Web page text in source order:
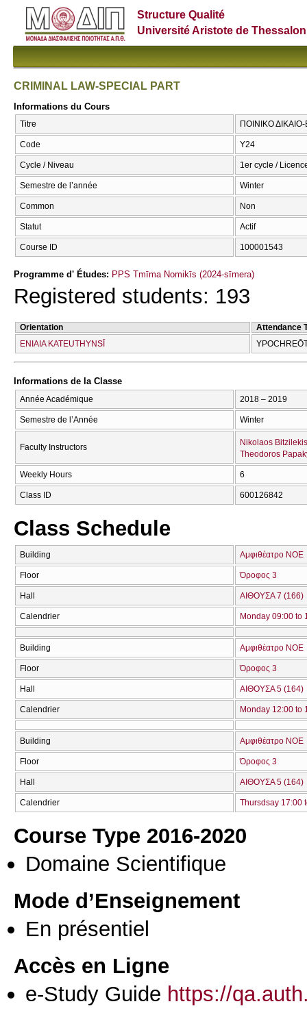
Structure Qualité
Université Aristote de
CRIMINAL LAW-SPECIAL PART
Informations du Cours
Titre ΠΟΙΝΙΚΟ
Code Υ24
Cycle / Niveau 1er cycle /
Semestre de l’année Winter
Common Non
Statut Actif
Course ID 100001543
Programme d' Études: PPS Tmīma Nomikīs (2024-sīmera)
Registered students: 193
Orientation
Attendance
ENIAIA KATEUTHYNSĪ
Informations de la Classe
Année Académique 2018 – 2019
Semestre de l’Année Winter
Faculty Instructors
Nikolaos Bitzilekis
Theodoros
Weekly Hours 6
Class ID 600126842
Class Schedule
Building Αμφιθέατρο ΝΟΕ
Floor Όροφος 3
Hall ΑΙΘΟΥΣΑ 7 (166)
Calendrier Monday 09:00 to
Building Αμφιθέατρο ΝΟΕ
Floor Όροφος 3
Hall ΑΙΘΟΥΣΑ 5 (164)
Calendrier Monday 12:00 to
Building Αμφιθέατρο ΝΟΕ
Floor Όροφος 3
Hall ΑΙΘΟΥΣΑ 5 (164)
Calendrier Thursdsay 17:00
Course Type 2016-2020
Domaine Scientifique
Mode d’Enseignement
En présentiel
Accès en Ligne
e-Study Guide https://